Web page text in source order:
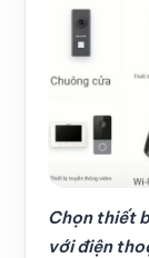
Chọn thiết
với điện